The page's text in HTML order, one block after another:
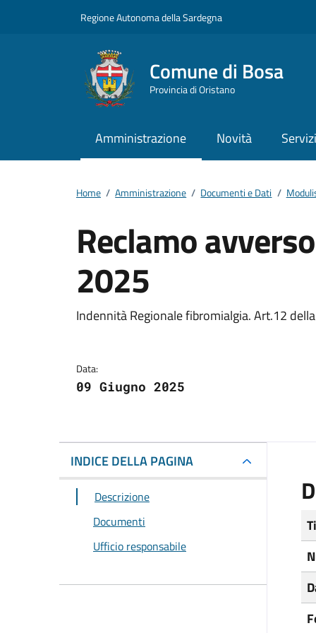
Regione Autonoma della Sardegna
Comune di Bosa
Provincia di Oristano
Amministrazione Novità Servizi
Home / Amministrazione / Documenti e Dati /
Reclamo
2025
Dettagli del
Indennità Regionale fibromialgia. Art.12
Data:
09 Giugno 2025
INDICE DELLA PAGINA
Descrizione
Documenti
Ufficio responsabile